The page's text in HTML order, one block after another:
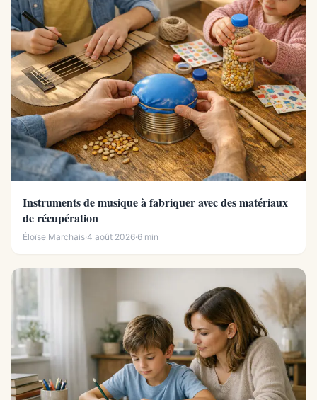
Instruments de musique à fabriquer avec des matériaux
de récupération
Éloïse Marchais·4 août 2026·6 min